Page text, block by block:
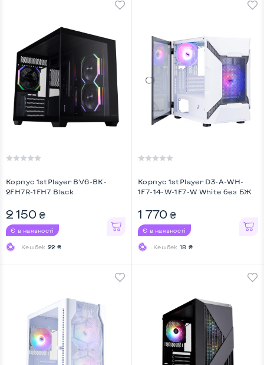
Корпус 1stPlayer BV6-BK-
2FH7R-1FH7 Black
2 150 ₴
Є в наявності
Кешбек 22 ₴
Корпус 1stPlayer D3-A-WH-
1F7-14-W-1F7-W White без БЖ
1 770 ₴
Є в наявності
Кешбек 18 ₴